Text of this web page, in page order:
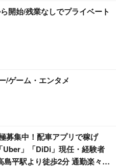
開始/残業なしでプライベート
/ゲーム・エンタメ
募集中！配車アプリで稼げ
」「DiDi」現任・経験者
平駅より徒歩2分 通勤楽々♪